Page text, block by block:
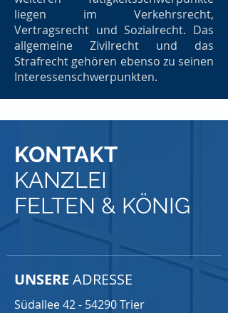
liegen im Verkehrsrecht,
Vertragsrecht und Sozialrecht. Das
allgemeine Zivilrecht und das
Strafrecht gehören ebenso zu seinen
Interessenschwerpunkten.
KONTAKT
KANZLEI
FELTEN & KÖNIG
UNSERE ADRESSE
Südallee 42 - 54290 Trier